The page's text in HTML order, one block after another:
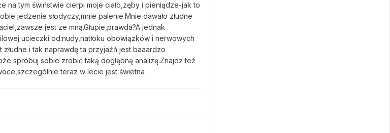
na tym świństwie cierpi moje ciało,zęby i pieniądze-jak to
jedzenie słodyczy,mnie palenie.Mnie dawało złudne
jest ze mną.Głupie,prawda?A jednak
ucieczki od:nudy,natłoku obowiązków i nerwowych
i tak naprawdę ta przyjaźń jest baaardzo
spróbuj sobie zrobić taką dogłębną analizę.Znajdź też
teraz w lecie jest świetna